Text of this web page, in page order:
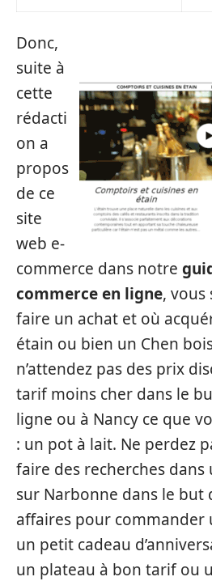
Donc,
suite à
cette
rédacti
on a
propos
de ce
site
web e-
commerce dans notre
commerce en ligne, vous
faire un achat et où
étain ou bien un Chen
n’attendez pas des prix
tarif moins cher dans le
ligne ou à Nancy ce que
: un pot à lait. Ne perdez
faire des recherches
sur Narbonne dans le but
affaires pour commander
un petit cadeau
un plateau à bon tarif ou